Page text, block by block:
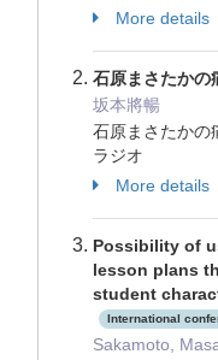
More details
石原まさたかの
坂本將暢
石原まさたか
ラジオ
More details
Possibility of
lesson plans
student
International
Sakamoto,